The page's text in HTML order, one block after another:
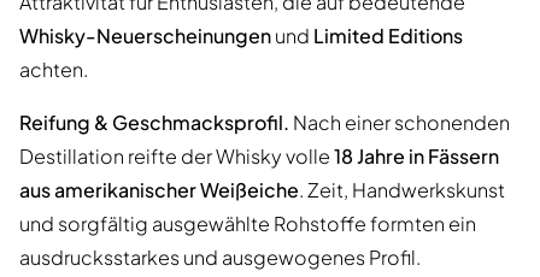
Whisky-Neuerscheinungenund Limited Editions
achten.
Reifung & Geschmacksprofil. Nach einer schonenden
Destillation reifte der Whisky volle18 Jahre in Fässern
aus amerikanischer Weißeiche. Zeit, Handwerkskunst
und sorgfältig ausgewählte Rohstoffe formten ein
ausdrucksstarkes und ausgewogenes Profil.